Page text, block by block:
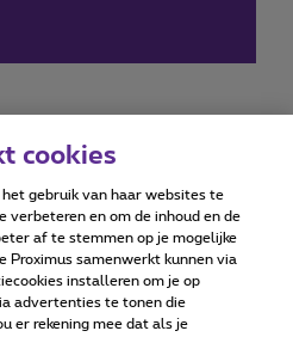
Accessibility statement
cookies
gebruik van haar websites te
verbeteren en om de inhoud en de
af te stemmen op je mogelijke
Proximus samenwerkt kunnen via
installeren om je op
advertenties te tonen die
er rekening mee dat als je